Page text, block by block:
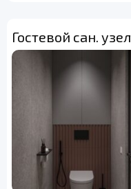
Гостевой сан. узел